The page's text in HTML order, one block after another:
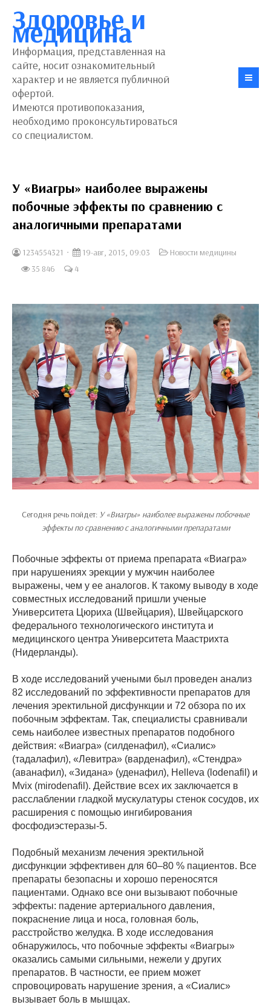
Здоровье и
медицина
Информация, представленная на
сайте, носит ознакомительный
характер и не является публичной
офертой.
Имеются противопоказания,
необходимо проконсультироваться
со специалистом.
У «Виагры» наиболее выражены
побочные эффекты по сравнению с
аналогичными препаратами
1234554321 19-авг, 2015, 09:03
Новости медицины
35 846
4
Сегодня речь пойдет: У «Виагры» наиболее выражены побочные
эффекты по сравнению с аналогичными препаратами
Побочные эффекты от приема препарата «Виагра»
при нарушениях эрекции у мужчин наиболее
выражены, чем у ее аналогов. К такому выводу в ходе
совместных исследований пришли ученые
Университета Цюриха (Швейцария), Швейцарского
федерального технологического института и
медицинского центра Университета Маастрихта
(Нидерланды).
В ходе исследований учеными был проведен анализ
82 исследований по эффективности препаратов для
лечения эректильной дисфункции и 72 обзора по их
побочным эффектам. Так, специалисты сравнивали
семь наиболее известных препаратов подобного
действия: «Виагра» (силденафил), «Сиалис»
(тадалафил), «Левитра» (варденафил), «Стендра»
(аванафил), «Зидана» (уденафил), Helleva (lodenafil) и
Mvix (mirodenafil). Действие всех их заключается в
расслаблении гладкой мускулатуры стенок сосудов, их
расширения с помощью ингибирования
фосфодиэстеразы-5.
Подобный механизм лечения эректильной
дисфункции эффективен для 60–80 % пациентов. Все
препараты безопасны и хорошо переносятся
пациентами. Однако все они вызывают побочные
эффекты: падение артериального давления,
покраснение лица и носа, головная боль,
расстройство желудка. В ходе исследования
обнаружилось, что побочные эффекты «Виагры»
оказались самыми сильными, нежели у других
препаратов. В частности, ее прием может
спровоцировать нарушение зрения, а «Сиалис»
вызывает боль в мышцах.